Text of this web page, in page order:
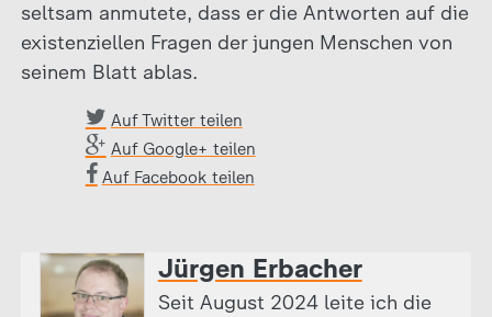
seltsam anmutete, dass er die Antworten auf die
existenziellen Fragen der jungen Menschen von
seinem Blatt ablas.
Auf Twitter teilen
Auf Google+ teilen
Auf Facebook teilen
Jürgen Erbacher
Seit August 2024 leite ich die